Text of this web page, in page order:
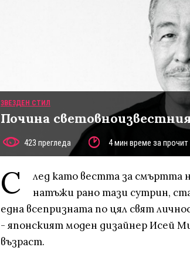
ЗВЕЗДЕН СТИЛ
Почина
423 прегледа 4 мин време за прочит
С
лед като вестта за
натъжи рано тази сутрин,
една всепризната по цял свят
- японският моден дизайнер Исей
възраст.